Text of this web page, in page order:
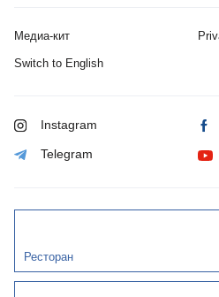
Медиа-кит
Switch to English
Instagram
Telegram
Ресторан